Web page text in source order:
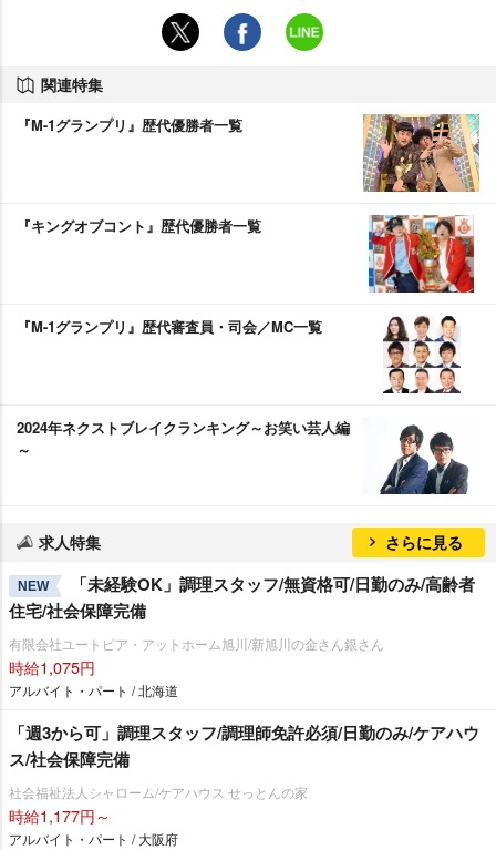
関連特集
『M-1グランプリ』歴代優勝者一覧
『キングオブコント』歴代優勝者一覧
『M-1グランプリ』歴代審査員・司会／MC一覧
2024年ネクストブレイクランキング～お笑い芸人編
～
求人特集 さらに見る
NEW
「未経験OK」調理スタッフ/無資格可/日勤のみ/高齢者
住宅/社会保障完備
有限会社ユートピア・アットホーム旭川/新旭川の金さん銀さん
時給1,075円
アルバイト・パート / 北海道
「週3から可」調理スタッフ/調理師免許必須/日勤のみ/ケアハウ
ス/社会保障完備
社会福祉法人シャローム/ケアハウス せっとんの家
時給1,177円～
アルバイト・パート / 大阪府